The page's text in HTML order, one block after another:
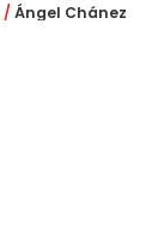
Ángel Chánez